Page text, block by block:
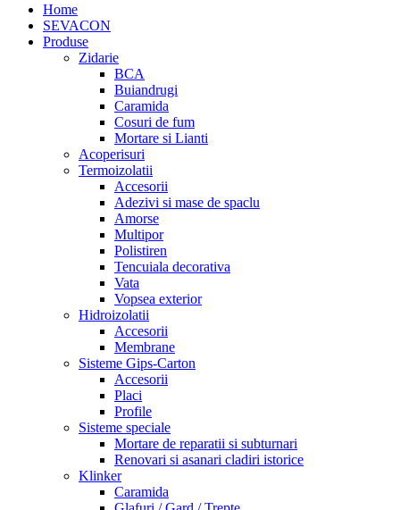
Home
SEVACON
Produse
Zidarie
BCA
Buiandrugi
Caramida
Cosuri de fum
Mortare si Lianti
Acoperisuri
Termoizolatii
Accesorii
Adezivi si mase de spaclu
Amorse
Multipor
Polistiren
Tencuiala decorativa
Vata
Vopsea exterior
Hidroizolatii
Accesorii
Membrane
Sisteme Gips-Carton
Accesorii
Placi
Profile
Sisteme speciale
Mortare de reparatii si subturnari
Renovari si asanari cladiri istorice
Klinker
Caramida